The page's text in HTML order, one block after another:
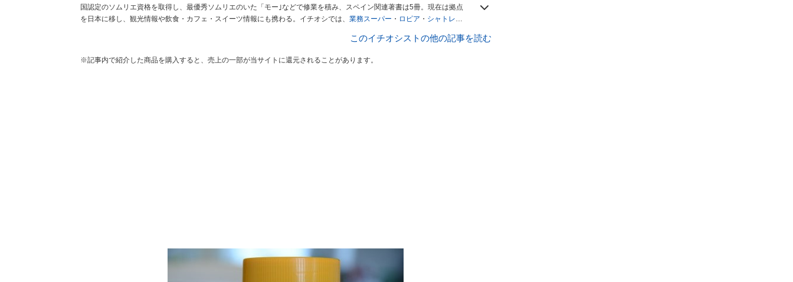
国認定のソムリエ資格を取得し、最優秀ソムリエのいた「モー｣などで修業を積み、スペイン関連著書は5冊。現在は拠点
を日本に移し、観光情報や飲食・カフェ・スイーツ情報にも携わる。イチオシでは、 業務スーパー ・ ロピア ・ シャトレー
■経歴：ワイナリーツアーガイドや、飲食関連の方の視察旅行のコーディネートやガイド、スペ
をはじめ、日本の雑誌やWEBサイトに、ガストロノミー、観光、文化などについて執筆。ガイドブックの取材のコーディ
このイチオシストの他の記事を読む
※記事内で紹介した商品を購入すると、売上の一部が当サイトに還元されることがあります。